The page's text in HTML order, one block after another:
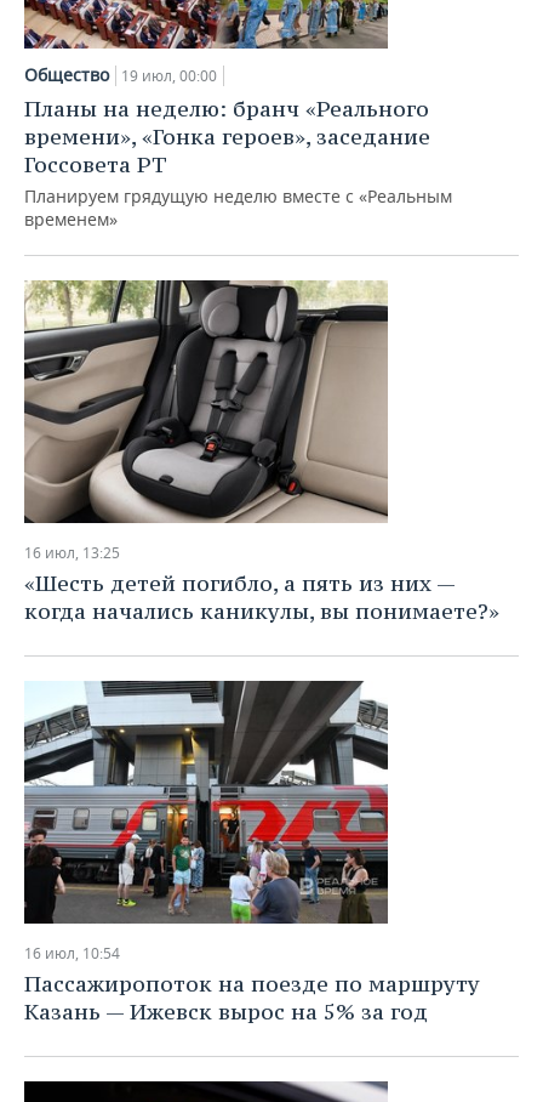
Общество 19 июл, 00:00
Планы на неделю: бранч «Реального
времени», «Гонка героев», заседание
Госсовета РТ
Планируем грядущую неделю вместе с «Реальным
временем»
16 июл, 13:25
«Шесть детей погибло, а пять из них —
когда начались каникулы, вы понимаете?»
16 июл, 10:54
Пассажиропоток на поезде по маршруту
Казань — Ижевск вырос на 5% за год